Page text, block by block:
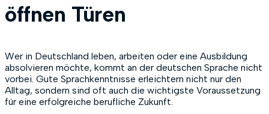
öffnen Türen
Wer in Deutschland leben, arbeiten oder eine Ausbildung
absolvieren möchte, kommt an der deutschen Sprache nicht
vorbei. Gute Sprachkenntnisse erleichtern nicht nur den
Alltag, sondern sind oft auch die wichtigste Voraussetzung
für eine erfolgreiche berufliche Zukunft.